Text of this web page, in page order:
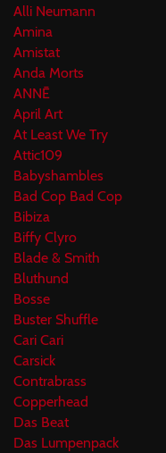
Alli Neumann
Amina
Amistat
Anda Morts
ANNĒ
April Art
At Least We Try
Attic109
Babyshambles
Bad Cop Bad Cop
Bibiza
Biffy Clyro
Blade & Smith
Bluthund
Bosse
Buster Shuffle
Cari Cari
Carsick
Contrabrass
Copperhead
Das Beat
Das Lumpenpack